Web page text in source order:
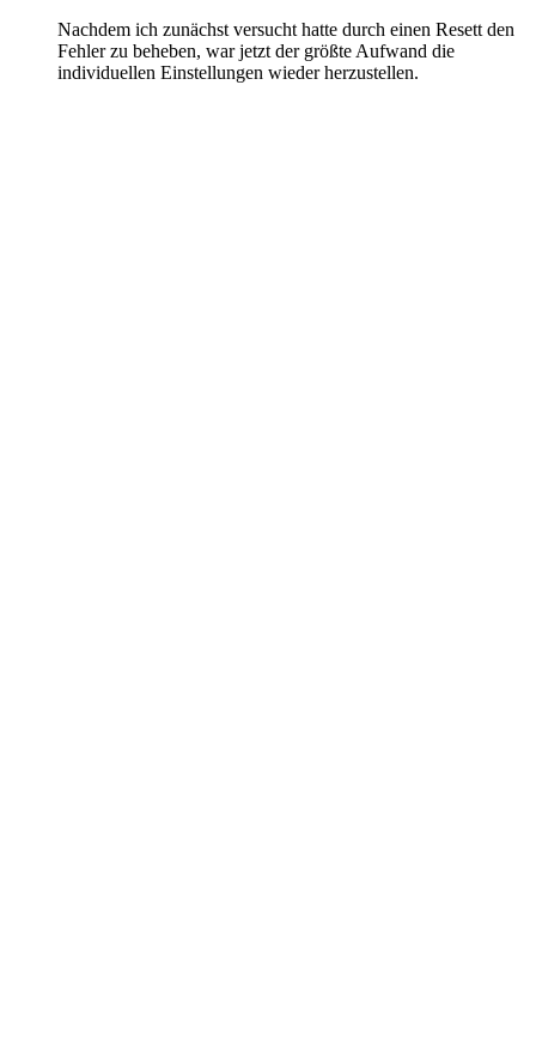
Nachdem ich zunächst versucht hatte durch einen Resett den
Fehler zu beheben, war jetzt der größte Aufwand die
individuellen Einstellungen wieder herzustellen.